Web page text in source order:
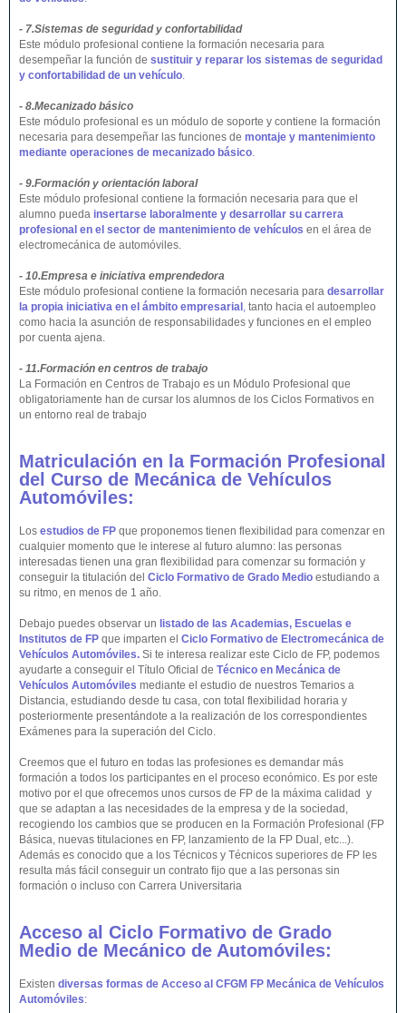
- 7.Sistemas de seguridad y confortabilidad
Este módulo profesional contiene la formación necesaria para
desempeñar la función de sustituir y reparar los sistemas de seguridad
y confortabilidad de un vehículo.
- 8.Mecanizado básico
Este módulo profesional es un módulo de soporte y contiene la formación
necesaria para desempeñar las funciones de montaje y mantenimiento
mediante operaciones de mecanizado básico.
- 9.Formación y orientación laboral
Este módulo profesional contiene la formación necesaria para que el
alumno pueda insertarse laboralmente y desarrollar su carrera
profesional en el sector de mantenimiento de vehículos en el área de
electromecánica de automóviles.
- 10.Empresa e iniciativa emprendedora
Este módulo profesional contiene la formación necesaria para desarrollar
la propia iniciativa en el ámbito empresarial , tanto hacia el autoempleo
como hacia la asunción de responsabilidades y funciones en el empleo
por cuenta ajena.
- 11.Formación en centros de trabajo
La Formación en Centros de Trabajo es un Módulo Profesional que
obligatoriamente han de cursar los alumnos de los Ciclos Formativos en
un entorno real de trabajo
Matriculación en la Formación Profesional
del Curso de Mecánica de Vehículos
Automóviles:
Los estudios de FP que proponemos tienen flexibilidad para comenzar en
cualquier momento que le interese al futuro alumno: las personas
interesadas tienen una gran flexibilidad para comenzar su formación y
conseguir la titulación del Ciclo Formativo de Grado Medio estudiando a
su ritmo, en menos de 1 año.
Debajo puedes observar un listado de las Academias, Escuelas e
Institutos de FP que imparten el Ciclo Formativo de Electromecánica de
Vehículos Automóviles. Si te interesa realizar este Ciclo de FP, podemos
ayudarte a conseguir el Título Oficial de Técnico en Mecánica de
Vehículos Automóviles mediante el estudio de nuestros Temarios a
Distancia, estudiando desde tu casa, con total flexibilidad horaria y
posteriormente presentándote a la realización de los correspondientes
Exámenes para la superación del Ciclo.
Creemos que el futuro en todas las profesiones es demandar más
formación a todos los participantes en el proceso económico. Es por este
motivo por el que ofrecemos unos cursos de FP de la máxima calidad y
que se adaptan a las necesidades de la empresa y de la sociedad,
recogiendo los cambios que se producen en la Formación Profesional (FP
Básica, nuevas titulaciones en FP, lanzamiento de la FP Dual, etc...).
Además es conocido que a los Técnicos y Técnicos superiores de FP les
resulta más fácil conseguir un contrato fijo que a las personas sin
formación o incluso con Carrera Universitaria
Acceso al Ciclo Formativo de Grado
Medio de Mecánico de Automóviles:
Existen diversas formas de Acceso al CFGM FP Mecánica de Vehículos
Automóviles: